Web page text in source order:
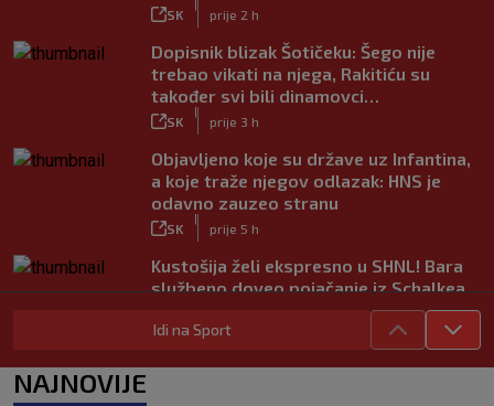
SK prije 2 h
Dopisnik blizak Šotičeku: Šego nije
trebao vikati na njega, Rakitiću su
također svi bili dinamovci…
SK prije 3 h
Objavljeno koje su države uz Infantina,
a koje traže njegov odlazak: HNS je
odavno zauzeo stranu
SK prije 5 h
Kustošija želi ekspresno u SHNL! Bara
službeno doveo pojačanje iz Schalkea
Tomiyasu se vraća u Premier ligu,
postat će suigrač bivšeg Vatrenog
Idi na Sport
NAJNOVIJE